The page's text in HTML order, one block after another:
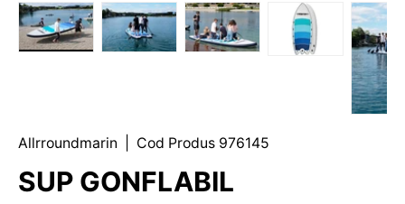
Allrroundmarin Cod Produs 976145
SUP GONFLABIL